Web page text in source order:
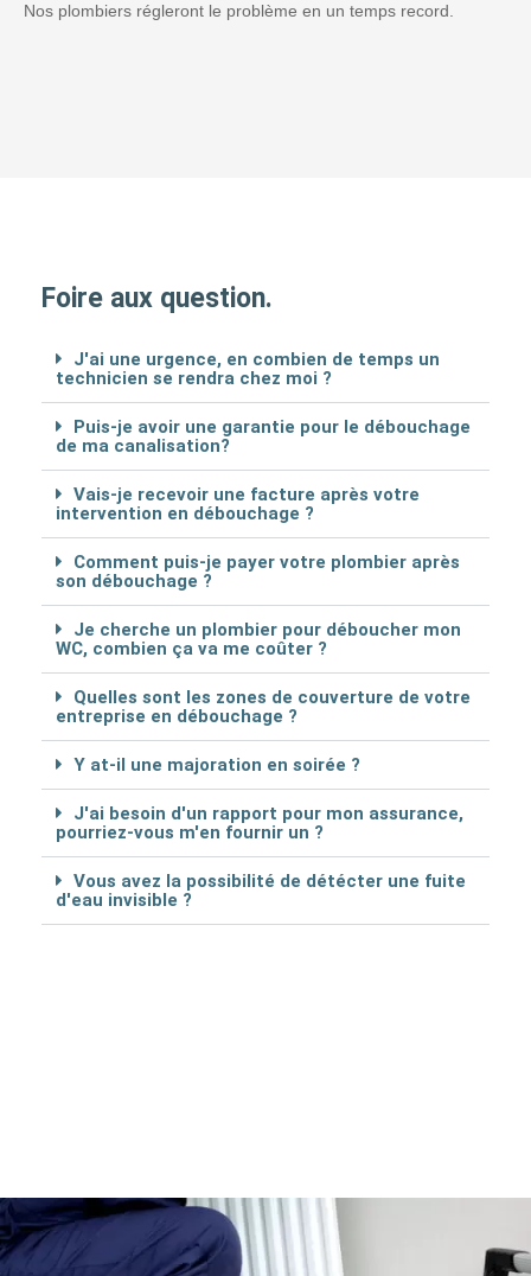
Nos plombiers régleront le problème en un temps record.
Foire aux question.
J'ai une urgence, en combien de temps un
technicien se rendra chez moi ?
Puis-je avoir une garantie pour le débouchage
de ma canalisation?
Vais-je recevoir une facture après votre
intervention en débouchage ?
Comment puis-je payer votre plombier après
son débouchage ?
Je cherche un plombier pour déboucher mon
WC, combien ça va me coûter ?
Quelles sont les zones de couverture de votre
entreprise en débouchage ?
Y at-il une majoration en soirée ?
J'ai besoin d'un rapport pour mon assurance,
pourriez-vous m'en fournir un ?
Vous avez la possibilité de détécter une fuite
d'eau invisible ?